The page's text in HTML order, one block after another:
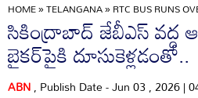
HOME»TELANGANA»RTC BUS RUNS
సికింద్రాబాద్ జేబీఎస్ వద్ద
బైకర్‌పైకి దూసుకెళ్లడంతో..
ABN, Publish Date - Jun 03 , 2026 |